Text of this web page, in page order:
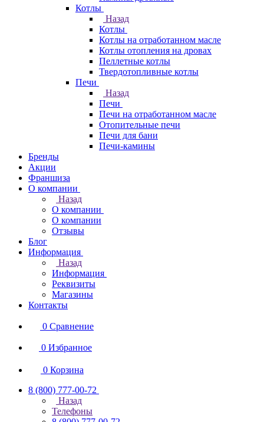
Котлы
Назад
Котлы
Котлы на отработанном масле
Котлы отопления на дровах
Пеллетные котлы
Твердотопливные котлы
Печи
Назад
Печи
Печи на отработанном масле
Отопительные печи
Печи для бани
Печи-камины
Бренды
Акции
Франшиза
О компании
Назад
О компании
О компании
Отзывы
Блог
Информация
Назад
Информация
Реквизиты
Магазины
Контакты
0 Сравнение
0 Избранное
0 Корзина
8 (800) 777-00-72
Назад
Телефоны